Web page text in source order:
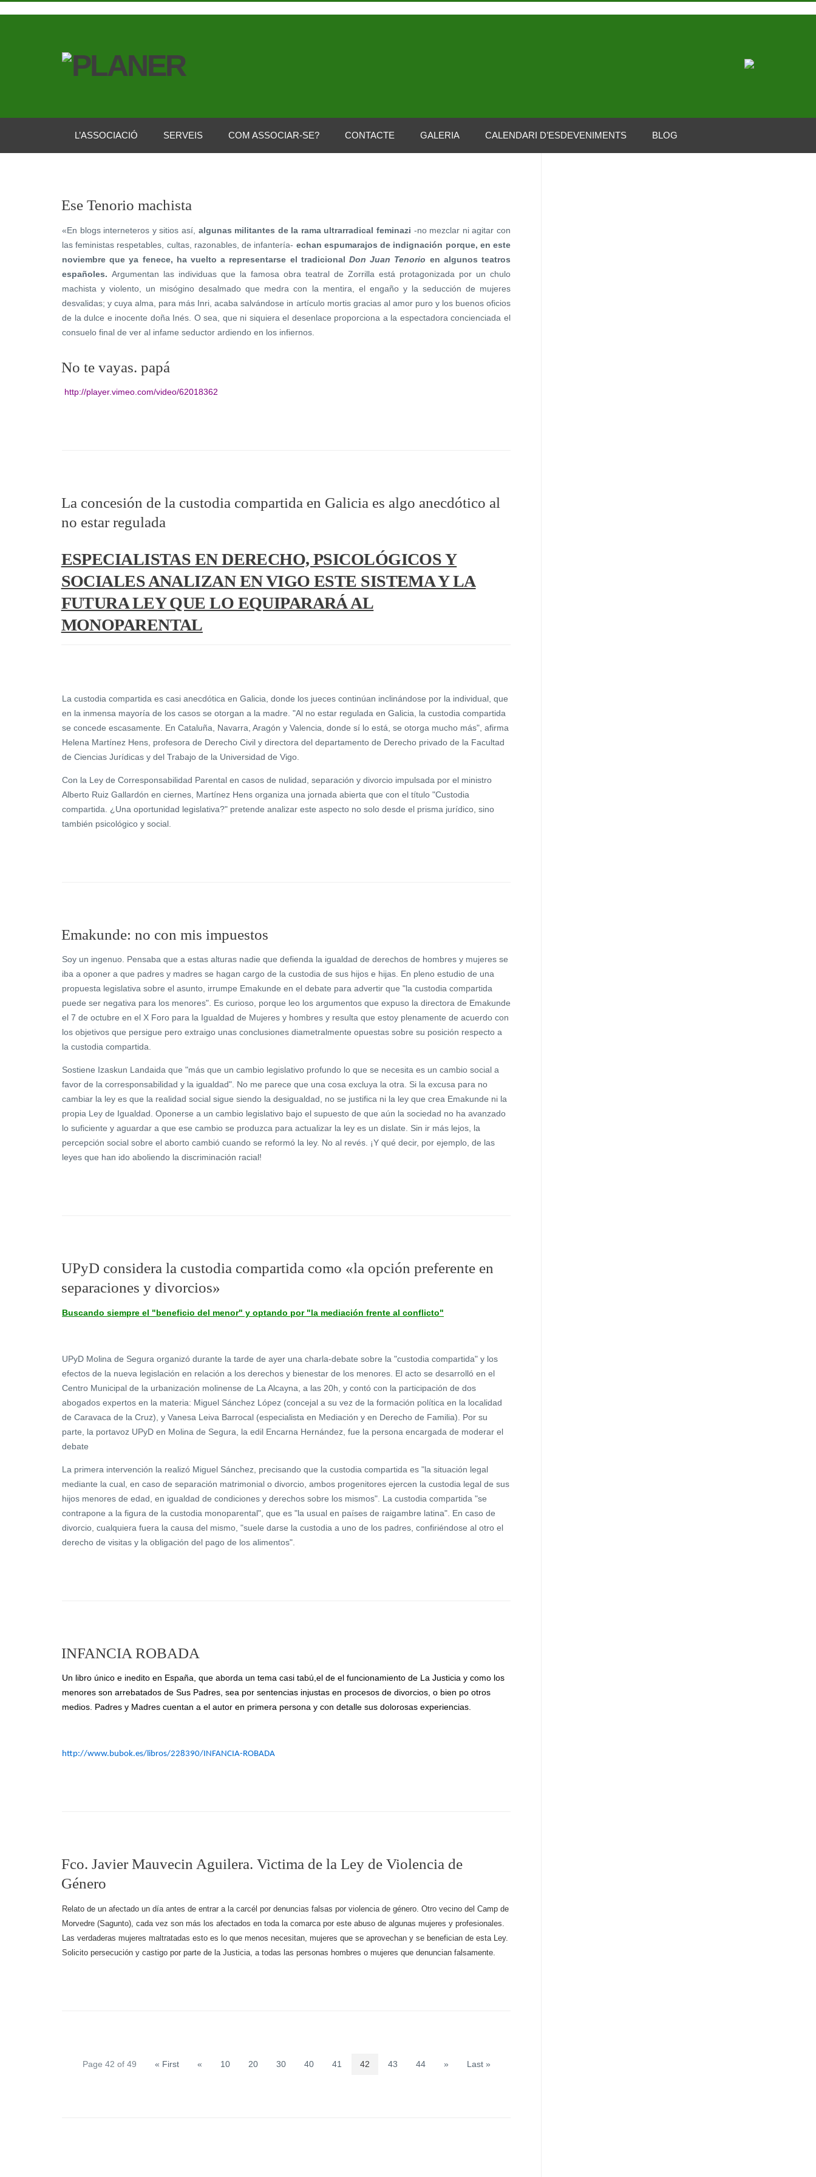
L’ASSOCIACIÓ SERVEIS COM ASSOCIAR-SE? CONTACTE GALERIA CALENDARI D’ESDEVENIMENTS BLOG
Ese Tenorio machista
«En blogs interneteros y sitios así, algunas militantes de la rama ultrarradical feminazi -no mezclar ni agitar con
las feministas respetables, cultas, razonables, de infantería- echan espumarajos de indignación porque, en este
noviembre que ya fenece, ha vuelto a representarse el tradicional Don Juan Tenorio en algunos teatros
españoles. Argumentan las individuas que la famosa obra teatral de Zorrilla está protagonizada por un chulo
machista y violento, un misógino desalmado que medra con la mentira, el engaño y la seducción de mujeres
desvalidas; y cuya alma, para más Inri, acaba salvándose in artículo mortis gracias al amor puro y los buenos oficios
de la dulce e inocente doña Inés. O sea, que ni siquiera el desenlace proporciona a la espectadora concienciada el
consuelo final de ver al infame seductor ardiendo en los infiernos.
No te vayas. papá
http://player.vimeo.com/video/62018362
La concesión de la custodia compartida en Galicia es algo anecdótico al
no estar regulada
ESPECIALISTAS EN DERECHO, PSICOLÓGICOS Y
SOCIALES ANALIZAN EN VIGO ESTE SISTEMA Y LA
FUTURA LEY QUE LO EQUIPARARÁ AL
MONOPARENTAL
La custodia compartida es casi anecdótica en Galicia, donde los jueces continúan inclinándose por la individual, que
en la inmensa mayoría de los casos se otorgan a la madre. "Al no estar regulada en Galicia, la custodia compartida
se concede escasamente. En Cataluña, Navarra, Aragón y Valencia, donde sí lo está, se otorga mucho más", afirma
Helena Martínez Hens, profesora de Derecho Civil y directora del departamento de Derecho privado de la Facultad
de Ciencias Jurídicas y del Trabajo de la Universidad de Vigo.
Con la Ley de Corresponsabilidad Parental en casos de nulidad, separación y divorcio impulsada por el ministro
Alberto Ruiz Gallardón en ciernes, Martínez Hens organiza una jornada abierta que con el título "Custodia
compartida. ¿Una oportunidad legislativa?" pretende analizar este aspecto no solo desde el prisma jurídico, sino
también psicológico y social.
Emakunde: no con mis impuestos
Soy un ingenuo. Pensaba que a estas alturas nadie que defienda la igualdad de derechos de hombres y mujeres se
iba a oponer a que padres y madres se hagan cargo de la custodia de sus hijos e hijas. En pleno estudio de una
propuesta legislativa sobre el asunto, irrumpe Emakunde en el debate para advertir que "la custodia compartida
puede ser negativa para los menores". Es curioso, porque leo los argumentos que expuso la directora de Emakunde
el 7 de octubre en el X Foro para la Igualdad de Mujeres y hombres y resulta que estoy plenamente de acuerdo con
los objetivos que persigue pero extraigo unas conclusiones diametralmente opuestas sobre su posición respecto a
la custodia compartida.
Sostiene Izaskun Landaida que "más que un cambio legislativo profundo lo que se necesita es un cambio social a
favor de la corresponsabilidad y la igualdad". No me parece que una cosa excluya la otra. Si la excusa para no
cambiar la ley es que la realidad social sigue siendo la desigualdad, no se justifica ni la ley que crea Emakunde ni la
propia Ley de Igualdad. Oponerse a un cambio legislativo bajo el supuesto de que aún la sociedad no ha avanzado
lo suficiente y aguardar a que ese cambio se produzca para actualizar la ley es un dislate. Sin ir más lejos, la
percepción social sobre el aborto cambió cuando se reformó la ley. No al revés. ¡Y qué decir, por ejemplo, de las
leyes que han ido aboliendo la discriminación racial!
UPyD considera la custodia compartida como «la opción preferente en
separaciones y divorcios»
Buscando siempre el "beneficio del menor" y optando por "la mediación frente al conflicto"
UPyD Molina de Segura organizó durante la tarde de ayer una charla-debate sobre la "custodia compartida" y los
efectos de la nueva legislación en relación a los derechos y bienestar de los menores. El acto se desarrolló en el
Centro Municipal de la urbanización molinense de La Alcayna, a las 20h, y contó con la participación de dos
abogados expertos en la materia: Miguel Sánchez López (concejal a su vez de la formación política en la localidad
de Caravaca de la Cruz), y Vanesa Leiva Barrocal (especialista en Mediación y en Derecho de Familia). Por su
parte, la portavoz UPyD en Molina de Segura, la edil Encarna Hernández, fue la persona encargada de moderar el
debate
La primera intervención la realizó Miguel Sánchez, precisando que la custodia compartida es "la situación legal
mediante la cual, en caso de separación matrimonial o divorcio, ambos progenitores ejercen la custodia legal de sus
hijos menores de edad, en igualdad de condiciones y derechos sobre los mismos". La custodia compartida "se
contrapone a la figura de la custodia monoparental", que es "la usual en países de raigambre latina". En caso de
divorcio, cualquiera fuera la causa del mismo, "suele darse la custodia a uno de los padres, confiriéndose al otro el
derecho de visitas y la obligación del pago de los alimentos".
INFANCIA ROBADA
Un libro único e inedito en España, que aborda un tema casi tabú,el de el funcionamiento de La Justicia y como los
menores son arrebatados de Sus Padres, sea por sentencias injustas en procesos de divorcios, o bien po otros
medios. Padres y Madres cuentan a el autor en primera persona y con detalle sus dolorosas experiencias.
http://www.bubok.es/libros/228390/INFANCIA-ROBADA
Fco. Javier Mauvecin Aguilera. Victima de la Ley de Violencia de
Género
Relato de un afectado un día antes de entrar a la carcél por denuncias falsas por violencia de género. Otro vecino del Camp de
Morvedre (Sagunto), cada vez son más los afectados en toda la comarca por este abuso de algunas mujeres y profesionales.
Las verdaderas mujeres maltratadas esto es lo que menos necesitan, mujeres que se aprovechan y se benefician de esta Ley.
Solicito persecución y castigo por parte de la Justicia, a todas las personas hombres o mujeres que denuncian falsamente.
Page 42 of 49 « First « 10 20 30 40 41 42 43 44 » Last »